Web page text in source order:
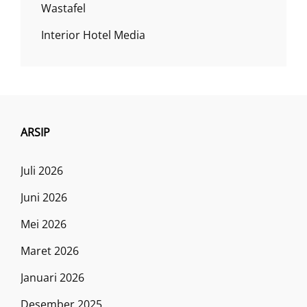
Wastafel
Interior Hotel Media
ARSIP
Juli 2026
Juni 2026
Mei 2026
Maret 2026
Januari 2026